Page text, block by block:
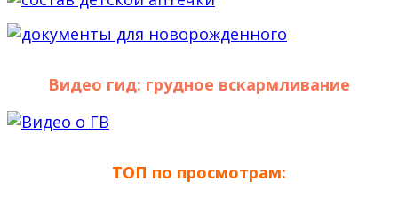
Видео гид: грудное вскармливание
ТОП по просмотрам: